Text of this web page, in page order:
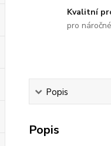
Kvalitní
pro
Popis
Popis